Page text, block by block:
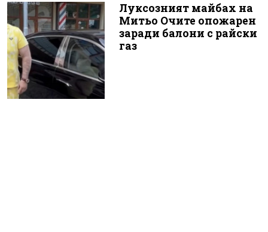
Луксозният майбах на
Митьо Очите опожарен
заради балони с райски
газ